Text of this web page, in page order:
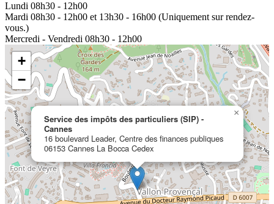
Lundi 08h30 - 12h00
Mardi 08h30 - 12h00 et 13h30 - 16h00 (Uniquement sur rendez-
vous.)
Mercredi - Vendredi 08h30 - 12h00
Service des impôts des particuliers (SIP) -
Cannes
16 boulevard Leader, Centre des finances publiques
06153 Cannes La Bocca Cedex
×
+
−